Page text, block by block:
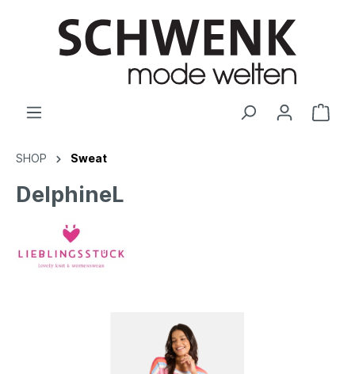
SHOP Sweat
DelphineL